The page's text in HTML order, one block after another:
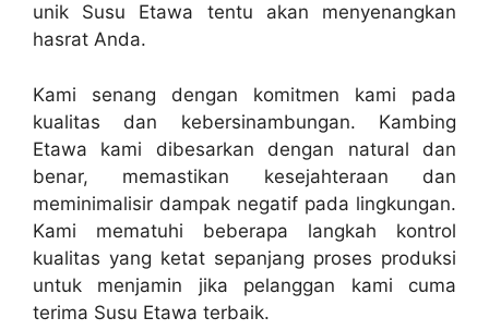
unik Susu Etawa tentu akan menyenangkan
hasrat Anda.
Kami senang dengan komitmen kami pada
kualitas dan kebersinambungan. Kambing
Etawa kami dibesarkan dengan natural dan
benar, memastikan kesejahteraan dan
meminimalisir dampak negatif pada lingkungan.
Kami mematuhi beberapa langkah kontrol
kualitas yang ketat sepanjang proses produksi
untuk menjamin jika pelanggan kami cuma
terima Susu Etawa terbaik.